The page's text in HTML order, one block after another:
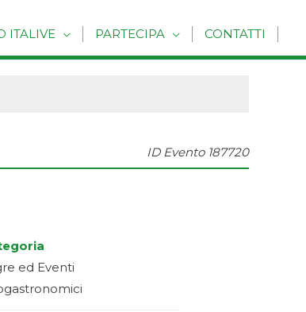
ITALIVE PARTECIPA CONTATTI
ID Evento 187720
ed Eventi